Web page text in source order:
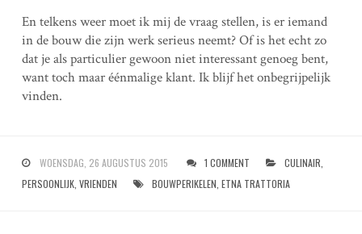
En telkens weer moet ik mij de vraag stellen, is er iemand
in de bouw die zijn werk serieus neemt? Of is het echt zo
dat je als particulier gewoon niet interessant genoeg bent,
want toch maar éénmalige klant. Ik blijf het onbegrijpelijk
vinden.
WOENSDAG, 26 AUGUSTUS 2015 1 COMMENT CULINAIR,
PERSOONLIJK, VRIENDEN BOUWPERIKELEN, ETNA TRATTORIA